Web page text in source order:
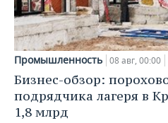
Промышленность 08 авг, 00:00
Бизнес-обзор:
подрядчика лагеря в
1,8 млрд